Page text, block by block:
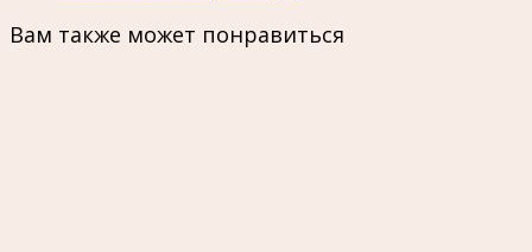
Вам также может понравиться